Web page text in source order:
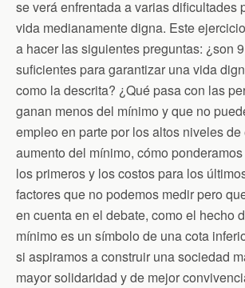
se verá enfrentada a varias dificultades
vida medianamente digna. Este
a hacer las siguientes preguntas: ¿son
suficientes para garantizar una vida
como la descrita? ¿Qué pasa con las
ganan menos del mínimo y que no
empleo en parte por los altos niveles
aumento del mínimo, cómo
los primeros y los costos para los
factores que no podemos medir pero
en cuenta en el debate, como el hecho
mínimo es un símbolo de una cota
si aspiramos a construir una sociedad
mayor solidaridad y de mejor